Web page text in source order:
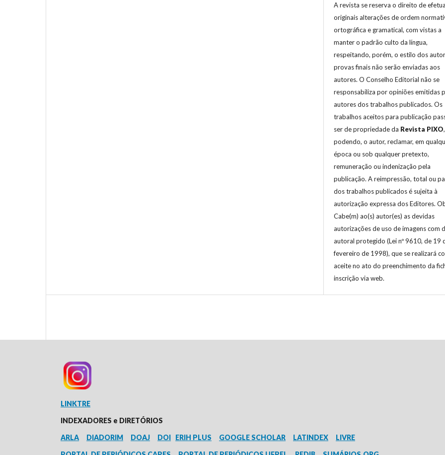
A revista se reserva o direito de
originais alterações de ordem
ortográfica e gramatical, com vistas a
manter o padrão culto da língua,
respeitando, porém, o estilo dos
provas finais não serão enviadas aos
autores. O Conselho Editorial não se
responsabiliza por opiniões emitidas
autores dos trabalhos publicados. Os
trabalhos aceitos para publicação
ser de propriedade da Revista PIXO
podendo, o autor, reclamar, em
época ou sob qualquer pretexto,
remuneração ou indenização pela
publicação. A reimpressão, total ou
dos trabalhos publicados é sujeita à
autorização expressa dos Editores.
Cabe(m) ao(s) autor(es) as devidas
autorizações de uso de imagens com
autoral protegido (Lei nº 9610, de 19
fevereiro de 1998), que se realizará
aceite no ato do preenchimento da
inscrição via web.
LINKTRE
INDEXADORES e DIRETÓRIOS
ARLA
DIADORIM DOAJ DOI ERIH PLUS GOOGLE SCHOLAR LATINDEX
LIVRE